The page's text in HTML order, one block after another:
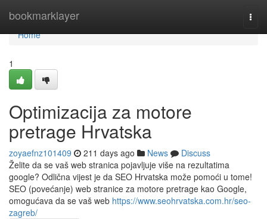
bookmarklayer
Home
Home
1
Optimizacija za motore
pretrage Hrvatska
zoyaefnz101409 211 days ago News
Discuss
Želite da se vaš web stranica pojavljuje više na rezultatima
google? Odlična vijest je da SEO Hrvatska može pomoći u tome!
SEO (povećanje) web stranice za motore pretrage kao Google,
omogućava da se vaš web https://www.seohrvatska.com.hr/seo-
zagreb/